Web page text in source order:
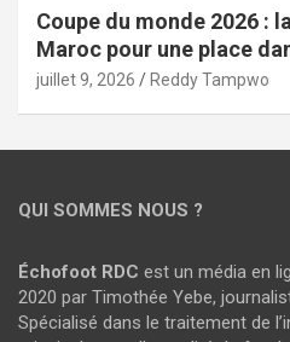
Coupe du monde 2026 :
Maroc pour une place
juillet 9, 2026 Reddy Tampwo
QUI SOMMES NOUS ?
Échofoot RDC est un média en
2020 par Timothée Yebe,
Spécialisé dans le traitement de